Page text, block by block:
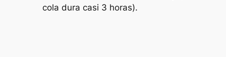
cola dura casi 3 horas).